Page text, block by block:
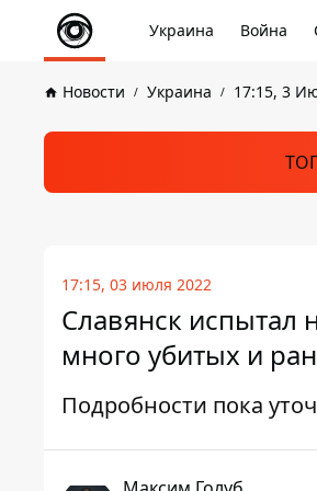
Украина Война
Новости Украина 17:15, 3
17:15, 03 июля 2022
Славянск испытал
много убитых и
Подробности пока